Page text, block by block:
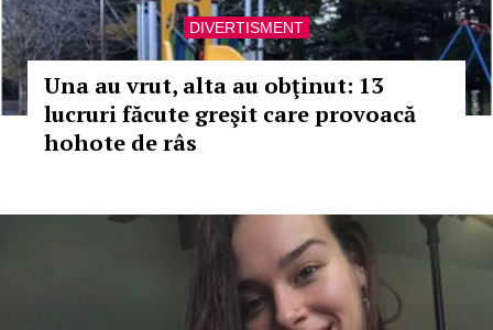
DIVERTISMENT
Una au vrut, alta au obţinut: 13
lucruri făcute greşit care provoacă
hohote de râs